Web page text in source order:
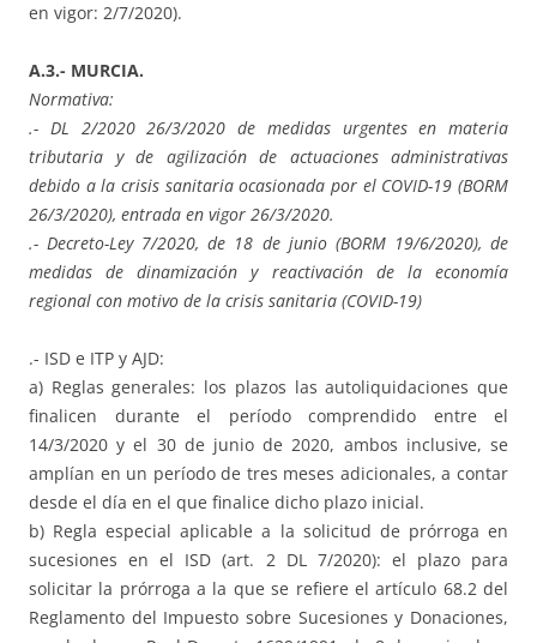
en vigor: 2/7/2020).
A.3.- MURCIA.
Normativa:
.- DL 2/2020 26/3/2020 de medidas urgentes en materia
tributaria y de agilización de actuaciones administrativas
debido a la crisis sanitaria ocasionada por el COVID-19 (BORM
26/3/2020), entrada en vigor 26/3/2020.
.- Decreto-Ley 7/2020, de 18 de junio (BORM 19/6/2020), de
medidas de dinamización y reactivación de la economía
regional con motivo de la crisis sanitaria (COVID-19)
.- ISD e ITP y AJD:
a) Reglas generales: los plazos las autoliquidaciones que
finalicen durante el período comprendido entre el
14/3/2020 y el 30 de junio de 2020, ambos inclusive, se
amplían en un período de tres meses adicionales, a contar
desde el día en el que finalice dicho plazo inicial.
b) Regla especial aplicable a la solicitud de prórroga en
sucesiones en el ISD (art. 2 DL 7/2020): el plazo para
solicitar la prórroga a la que se refiere el artículo 68.2 del
Reglamento del Impuesto sobre Sucesiones y Donaciones,